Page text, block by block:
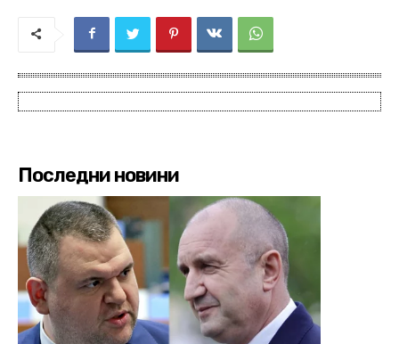
Последни новини